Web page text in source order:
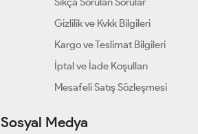
Gizlilik ve Kvkk Bilgileri
Kargo ve Teslimat Bilgileri
İptal ve İade Koşulları
Mesafeli Satış Sözleşmesi
Sosyal Medya